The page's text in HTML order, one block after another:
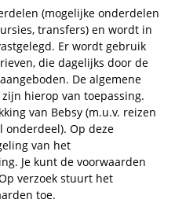
(mogelijke onderdelen
transfers) en wordt in
Er wordt gebruik
die dagelijks door de
De algemene
hierop van toepassing.
van Bebsy (m.u.v. reizen
onderdeel). Op deze
van het
Je kunt de voorwaarden
verzoek stuurt het
toe.